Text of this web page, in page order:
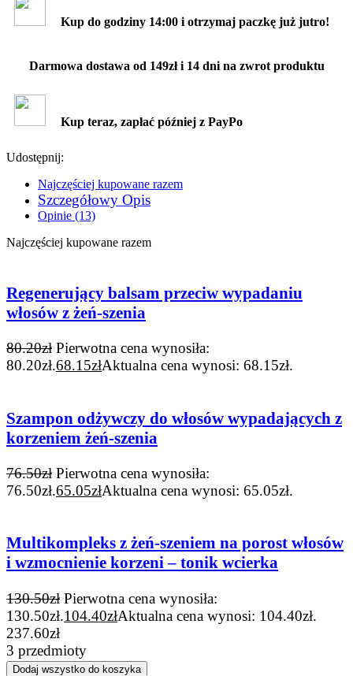
Kup do godziny 14:00 i otrzymaj paczkę już jutro!
Darmowa dostawa od 149zł i 14 dni na zwrot produktu
Kup teraz, zapłać później z PayPo
Udostępnij:
Najczęściej kupowane razem
Szczegółowy Opis
Opinie (13)
Najczęściej kupowane razem
Regenerujący balsam przeciw wypadaniu
włosów z żeń-szenia
80.20zł Pierwotna cena wynosiła:
80.20zł.68.15złAktualna cena wynosi: 68.15zł.
Szampon odżywczy do włosów wypadających z
korzeniem żeń-szenia
76.50zł Pierwotna cena wynosiła:
76.50zł.65.05złAktualna cena wynosi: 65.05zł.
Multikompleks z żeń-szeniem na porost włosów
i wzmocnienie korzeni – tonik wcierka
130.50zł Pierwotna cena wynosiła:
130.50zł.104.40złAktualna cena wynosi: 104.40zł.
237.60zł
3 przedmioty
Dodaj wszystko do koszyka